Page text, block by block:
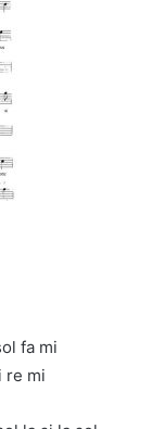
fa mi
re mi